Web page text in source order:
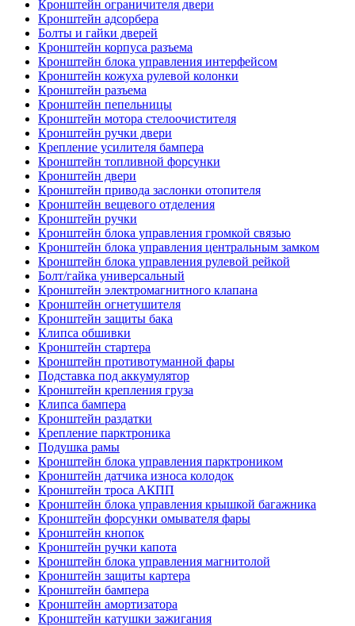
Кронштейн ограничителя двери
Кронштейн адсорбера
Болты и гайки дверей
Кронштейн корпуса разъема
Кронштейн блока управления интерфейсом
Кронштейн кожуха рулевой колонки
Кронштейн разъема
Кронштейн пепельницы
Кронштейн мотора стелоочистителя
Кронштейн ручки двери
Крепление усилителя бампера
Кронштейн топливной форсунки
Кронштейн двери
Кронштейн привода заслонки отопителя
Кронштейн вещевого отделения
Кронштейн ручки
Кронштейн блока управления громкой связью
Кронштейн блока управления центральным замком
Кронштейн блока управления рулевой рейкой
Болт/гайка универсальный
Кронштейн электромагнитного клапана
Кронштейн огнетушителя
Кронштейн защиты бака
Клипса обшивки
Кронштейн стартера
Кронштейн противотуманной фары
Подставка под аккумулятор
Кронштейн крепления груза
Клипса бампера
Кронштейн раздатки
Крепление парктроника
Подушка рамы
Кронштейн блока управления парктроником
Кронштейн датчика износа колодок
Кронштейн троса АКПП
Кронштейн блока управления крышкой багажника
Кронштейн форсунки омывателя фары
Кронштейн кнопок
Кронштейн ручки капота
Кронштейн блока управления магнитолой
Кронштейн защиты картера
Кронштейн бампера
Кронштейн амортизатора
Кронштейн катушки зажигания